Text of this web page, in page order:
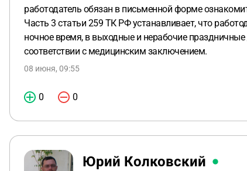
работодатель обязан в письменной форме
Часть 3 статьи 259 ТК РФ устанавливает, что
ночное время, в выходные и нерабочие
соответствии с медицинским заключением.
08 июня, 09:55
0 0
Юрий Колковский